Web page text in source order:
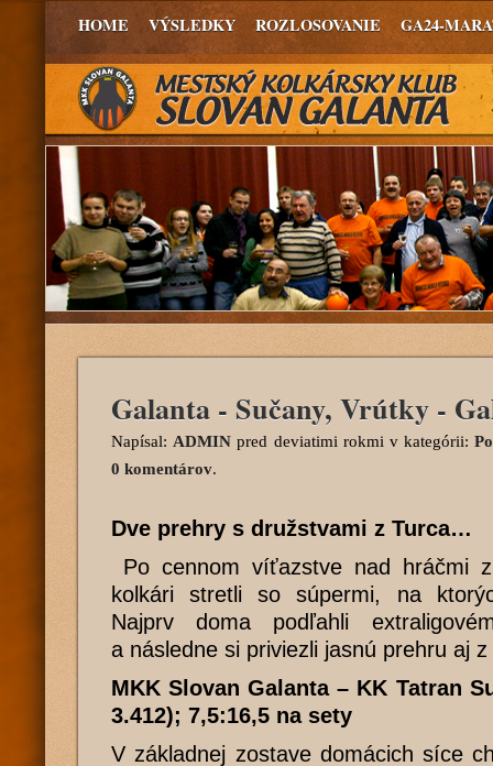
HOME VÝSLEDKY ROZLOSOVANIE GA24-
Galanta - Sučany, Vrútky -
Napísal: ADMIN pred deviatimi rokmi v kategórii:
0 komentárov.
Dve prehry s družstvami z Turca…
Po cennom víťazstve nad hráčmi
kolkári stretli so súpermi, na
Najprv doma podľahli
a následne si priviezli jasnú prehru aj
MKK Slovan Galanta – KK Tatran
3.412); 7,5:16,5 na sety
V základnej zostave domácich síce